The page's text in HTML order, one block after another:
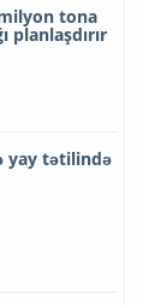
tona
planlaşdırır
yay tətilində